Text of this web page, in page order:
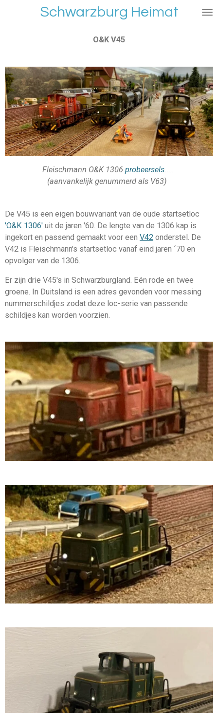
Schwarzburg Heimat
O&K V45
Fleischmann O&K 1306 probeersels.....
(aanvankelijk genummerd als V63)
De V45 is een eigen bouwvariant van de oude startsetloc
'O&K 1306' uit de jaren '60. De lengte van de 1306 kap is
ingekort en passend gemaakt voor een V42 onderstel. De
V42 is Fleischmann's startsetloc vanaf eind jaren ´70 en
opvolger van de 1306.
Er zijn drie V45's in Schwarzburgland. Eén rode en twee
groene. In Duitsland is een adres gevonden voor messing
nummerschildjes zodat deze loc-serie van passende
schildjes kan worden voorzien.